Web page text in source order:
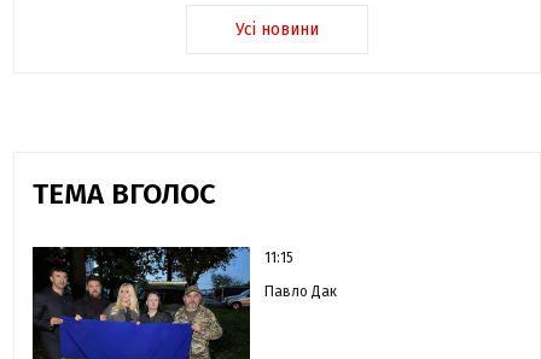
Усі новини
ТЕМА ВГОЛОС
11:15
Павло Дак